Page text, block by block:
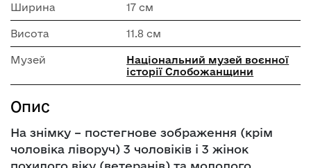
Ширина 17 см
Висота 11.8 см
Музей
Національний музей воєнної
історії Слобожанщини
Опис
На знімку – постегнове зображення (крім
чоловіка ліворуч) 3 чоловіків і 3 жінок